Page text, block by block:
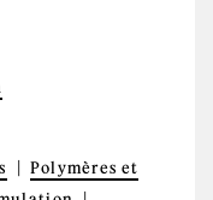
Polymères et